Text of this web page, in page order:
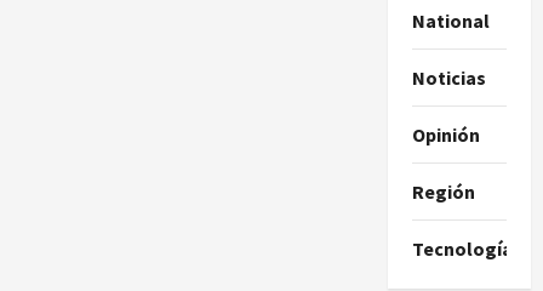
National
Noticias
Opinión
Región
Tecnología